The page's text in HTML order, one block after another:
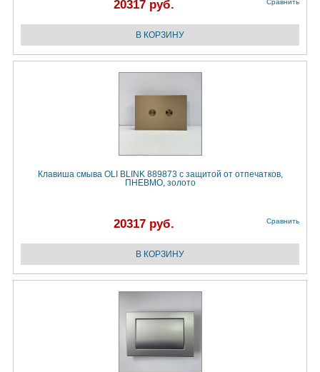
20317 руб. Сравнить
Клавиша смыва OLI BLINK 889873 с защитой от отпечатков,
ПНЕВМО, золото
20317 руб. Сравнить